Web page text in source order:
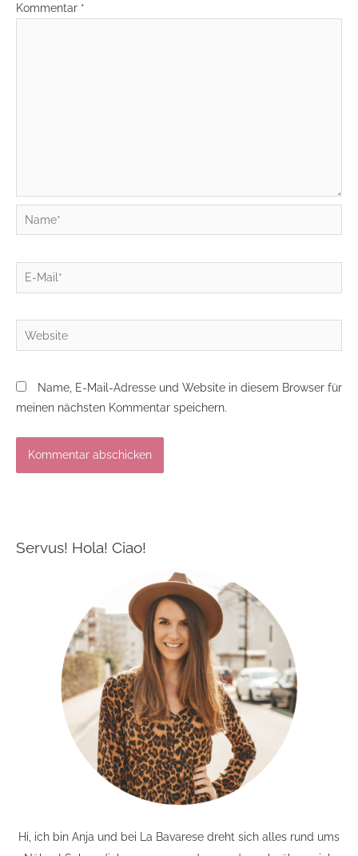
Kommentar *
Name*
E-
Mail*
Website
Name, E-Mail-Adresse und Website in diesem Browser für
meinen nächsten Kommentar speichern.
Servus! Hola! Ciao!
Hi, ich bin Anja und bei La Bavarese dreht sich alles rund ums